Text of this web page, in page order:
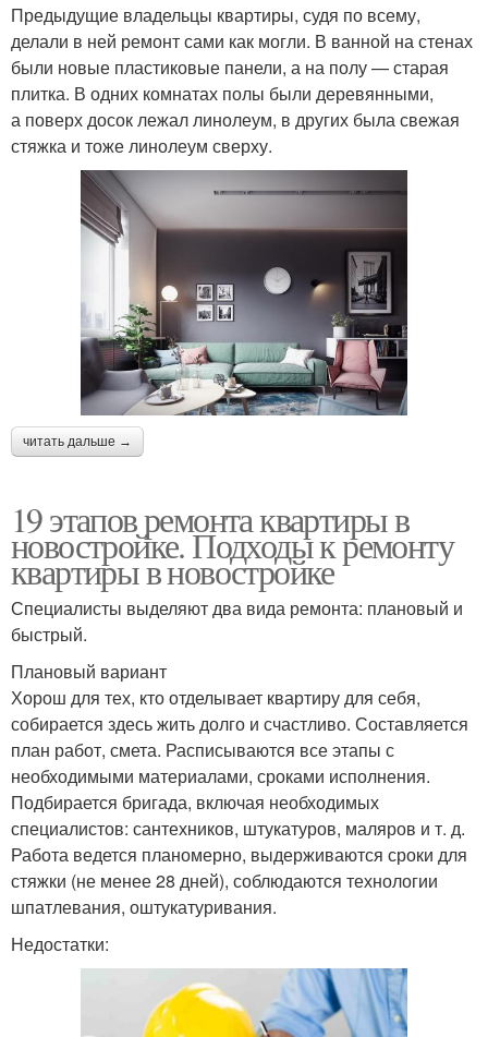
Предыдущие владельцы квартиры, судя по всему,
делали в ней ремонт сами как могли. В ванной на стенах
были новые пластиковые панели, а на полу — старая
плитка. В одних комнатах полы были деревянными,
а поверх досок лежал линолеум, в других была свежая
стяжка и тоже линолеум сверху.
читать дальше →
19 этапов ремонта квартиры в
новостройке. Подходы к ремонту
квартиры в новостройке
Специалисты выделяют два вида ремонта: плановый и
быстрый.
Плановый вариант
Хорош для тех, кто отделывает квартиру для себя,
собирается здесь жить долго и счастливо. Составляется
план работ, смета. Расписываются все этапы с
необходимыми материалами, сроками исполнения.
Подбирается бригада, включая необходимых
специалистов: сантехников, штукатуров, маляров и т. д.
Работа ведется планомерно, выдерживаются сроки для
стяжки (не менее 28 дней), соблюдаются технологии
шпатлевания, оштукатуривания.
Недостатки: